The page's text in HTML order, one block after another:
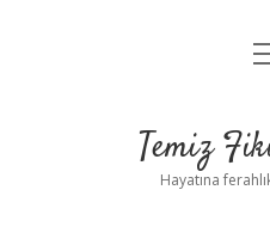
Yasal
Temiz
Hayatına